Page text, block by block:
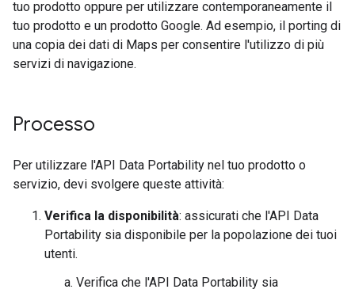
tuo prodotto oppure per utilizzare contemporaneamente il
tuo prodotto e un prodotto Google. Ad esempio, il porting di
una copia dei dati di Maps per consentire l'utilizzo di più
servizi di navigazione.
Processo
Per utilizzare l'API Data Portability nel tuo prodotto o
servizio, devi svolgere queste attività:
Verifica la disponibilità: assicurati che l'API Data
Portability sia disponibile per la popolazione dei tuoi
utenti.
Verifica che l'API Data Portability sia